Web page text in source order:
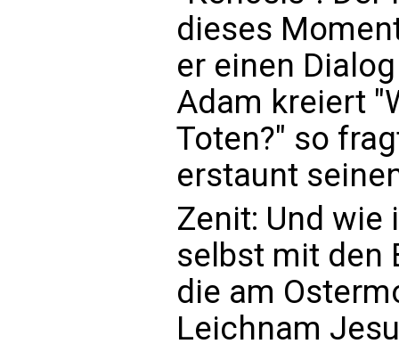
dieses
er einen
Adam kreiert
Toten?" so
erstaunt
Zenit: Und
selbst mit den
die am
Leichnam